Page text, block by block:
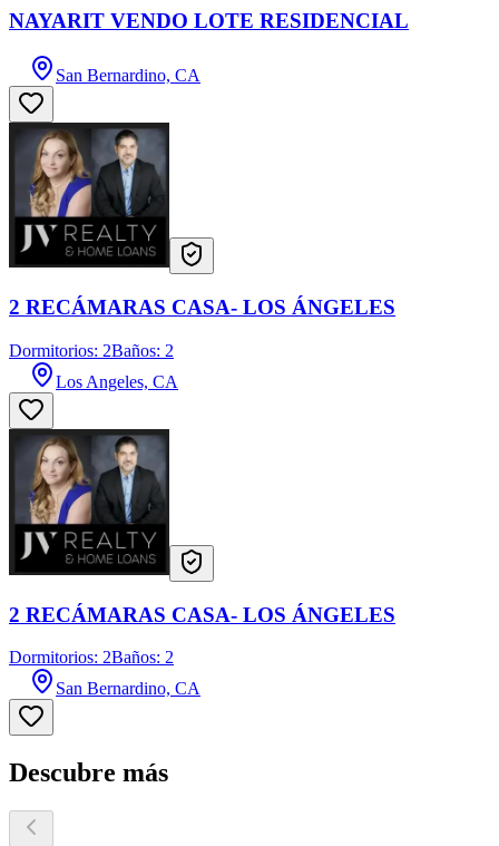
NAYARIT VENDO LOTE RESIDENCIAL
San Bernardino, CA
2 RECÁMARAS CASA- LOS ÁNGELES
Dormitorios: 2Baños: 2
Los Angeles, CA
2 RECÁMARAS CASA- LOS ÁNGELES
Dormitorios: 2Baños: 2
San Bernardino, CA
Descubre más